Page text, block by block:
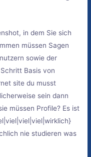
in dem Sie sich
müssen Sagen
sowie der
Basis von
site du musst
sein dann
müssen Profile? Es ist
nie studieren was